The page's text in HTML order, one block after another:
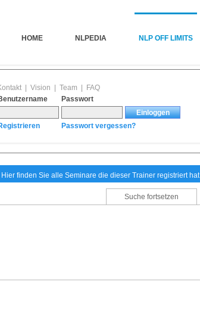
HOME NLPEDIA NLP OFF LIMITS
Vision Team
FAQ
Passwort
Passwort vergessen?
Hier finden Sie alle Seminare die dieser Trainer registriert hat
Suche fortsetzen